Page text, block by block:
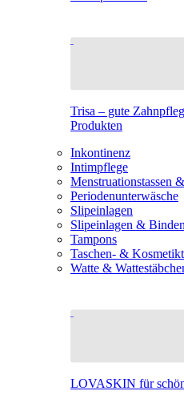
Trisa – gute
Produkten
Inkontinenz
Intimpflege
Menstruationstassen
Periodenunterwäsche
Slipeinlagen
Slipeinlagen & Binden
Tampons
Taschen- &
Watte &
LOVASKIN für